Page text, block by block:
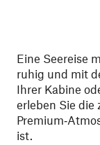
Eine Seereise
ruhig und mit
Ihrer Kabine
erleben Sie die
ist.